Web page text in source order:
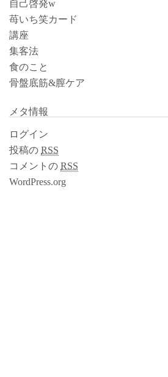
自己啓発w
苺いち笑カード
講座
集客法
食のこと
骨盤底筋&膣ケア
メタ情報
ログイン
投稿の RSS
コメントの RSS
WordPress.org